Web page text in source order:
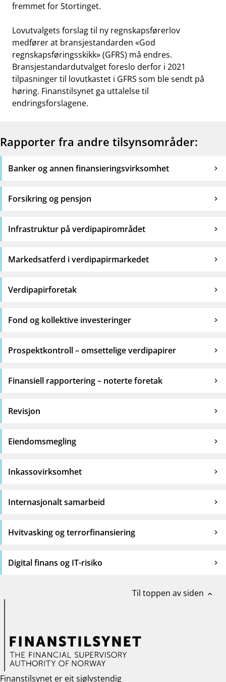
fremmet for Stortinget.
Lovutvalgets forslag til ny regnskapsførerlov
medfører at bransjestandarden «God
regnskapsføringsskikk» (GFRS) må endres.
Bransjestandardutvalget foreslo derfor i 2021
tilpasninger til lovutkastet i GFRS som ble sendt på
høring. Finanstilsynet ga uttalelse til
endringsforslagene.
Rapporter fra andre tilsynsområder:
Banker og annen finansieringsvirksomhet
Forsikring og pensjon
Infrastruktur på verdipapirområdet
Markedsatferd i verdipapirmarkedet
Verdipapirforetak
Fond og kollektive investeringer
Prospektkontroll – omsettelige verdipapirer
Finansiell rapportering – noterte foretak
Revisjon
Eiendomsmegling
Inkassovirksomhet
Internasjonalt samarbeid
Hvitvasking og terrorfinansiering
Digital finans og IT-risiko
Til toppen av siden expand_less
Finanstilsynet er eit sjølvstendig